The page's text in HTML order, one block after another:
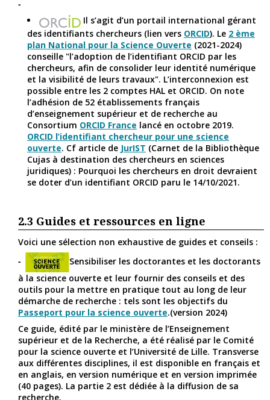
Il s’agit d’un portail international gérant
des identifiants chercheurs (lien vers ORCID). Le 2 ème
plan National pour la Science Ouverte (2021-2024)
conseille "l’adoption de l’identifiant ORCID par les
chercheurs, afin de consolider leur identité numérique
et la visibilité de leurs travaux". L’interconnexion est
possible entre les 2 comptes HAL et ORCID. On note
l’adhésion de 52 établissements français
d’enseignement supérieur et de recherche au
Consortium ORCID France lancé en octobre 2019.
ORCID l’identifiant chercheur pour une science
ouverte. Cf article de JurIST (Carnet de la Bibliothèque
Cujas à destination des chercheurs en sciences
juridiques) : Pourquoi les chercheurs en droit devraient
se doter d’un identifiant ORCID paru le 14/10/2021.
2.3 Guides et ressources en ligne
Voici une sélection non exhaustive de guides et conseils :
Sensibiliser les doctorantes et les doctorants
à la science ouverte et leur fournir des conseils et des
outils pour la mettre en pratique tout au long de leur
démarche de recherche : tels sont les objectifs du
Passeport pour la science ouverte.(version 2024)
Ce guide, édité par le ministère de l’Enseignement
supérieur et de la Recherche, a été réalisé par le Comité
pour la science ouverte et l’Université de Lille. Transverse
aux différentes disciplines, il est disponible en français et
en anglais, en version numérique et en version imprimée
(40 pages). La partie 2 est dédiée à la diffusion de sa
recherche.